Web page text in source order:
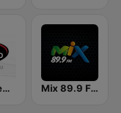
Radio Tiempo Medellín Mix 89.9 FM Medellin